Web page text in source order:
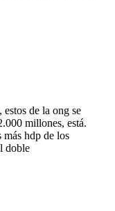
estos de la ong se
millones, está.
más hdp de los
doble